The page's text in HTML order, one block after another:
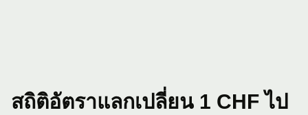
สถิติอัตราแลกเปลี่ยน 1 CHF ไป